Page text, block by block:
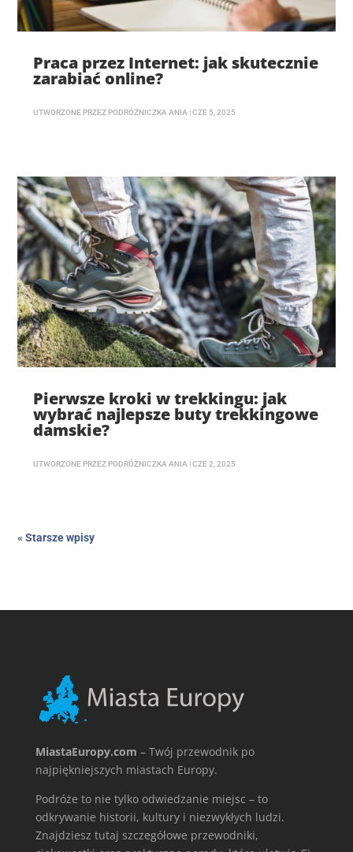
Praca przez Internet: jak skutecznie
zarabiać online?
UTWORZONE PRZEZ PODRÓŻNICZKA ANIA |CZE 5, 2025
Pierwsze kroki w trekkingu: jak
wybrać najlepsze buty trekkingowe
damskie?
UTWORZONE PRZEZ PODRÓŻNICZKA ANIA |CZE 2, 2025
« Starsze wpisy
MiastaEuropy.com – Twój przewodnik po
najpiękniejszych miastach Europy.
Podróże to nie tylko odwiedzanie miejsc – to
odkrywanie historii, kultury i niezwykłych ludzi.
Znajdziesz tutaj szczegółowe przewodniki,